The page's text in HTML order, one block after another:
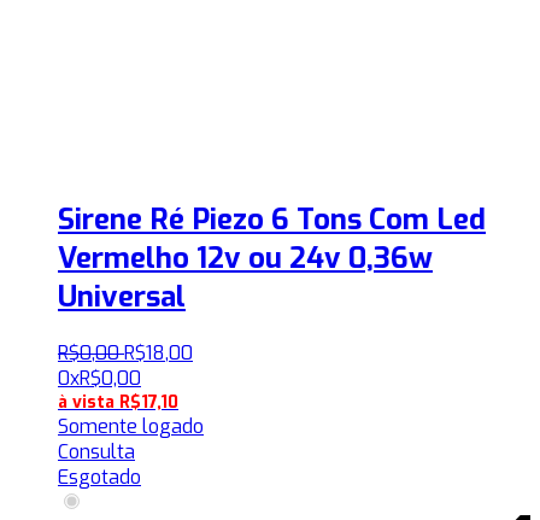
Sirene Ré Piezo 6 Tons Com Led
Vermelho 12v ou 24v 0,36w
Universal
R$0,00R$18,00
0xR$0,00
à vista R$17,10
Somente logado
Consulta
Esgotado